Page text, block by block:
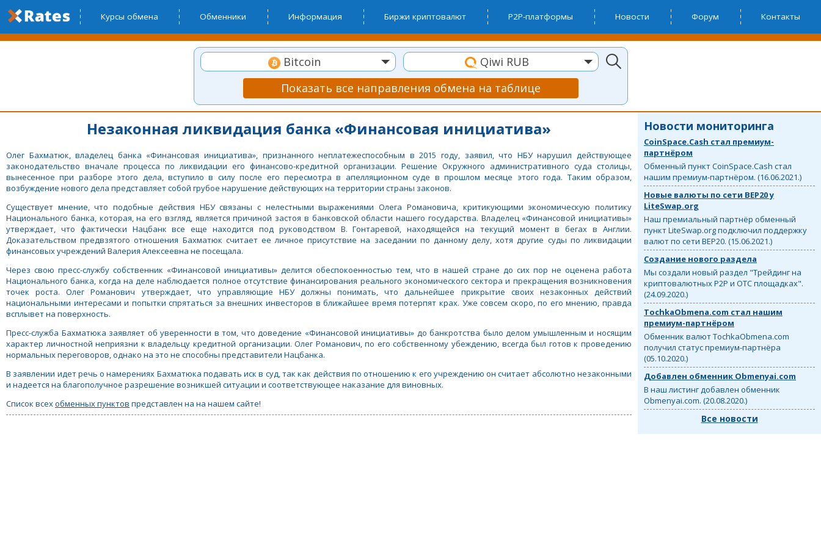
Курсы обмена Обменники Информация Биржи криптовалют P2P-платформы Новости Форум Контакты
Bitcoin
Qiwi RUB
Показать все направления обмена на таблице
Новости мониторинга
CoinSpace.Cash стал премиум-
партнёром
Обменный пункт CoinSpace.Cash стал
нашим премиум-партнёром. (16.06.2021.)
Новые валюты по сети BEP20 у
LiteSwap.org
Наш премиальный партнёр обменный
пункт LiteSwap.org подключил поддержку
валют по сети BEP20. (15.06.2021.)
Создание нового раздела
Мы создали новый раздел "Трейдинг на
криптовалютных P2P и OTC площадках".
(24.09.2020.)
TochkaObmena.com стал нашим
премиум-партнёром
Обменник валют TochkaObmena.com
получил статус премиум-партнёра
(05.10.2020.)
Добавлен обменник Obmenyai.com
В наш листинг добавлен обменник
Obmenyai.com. (20.08.2020.)
Все новости
Незаконная ликвидация банка «Финансовая инициатива»
Олег Бахматюк, владелец банка «Финансовая инициатива», признанного неплатежеспособным в 2015 году, заявил, что НБУ нарушил действующее
законодательство вначале процесса по ликвидации его финансово-кредитной организации. Решение Окружного административного суда столицы,
вынесенное при разборе этого дела, вступило в силу после его пересмотра в апелляционном суде в прошлом месяце этого года. Таким образом,
возбуждение нового дела представляет собой грубое нарушение действующих на территории страны законов.
Существует мнение, что подобные действия НБУ связаны с нелестными выражениями Олега Романовича, критикующими экономическую политику
Национального банка, которая, на его взгляд, является причиной застоя в банковской области нашего государства. Владелец «Финансовой инициативы»
утверждает, что фактически Нацбанк все еще находится под руководством В. Гонтаревой, находящейся на текущий момент в бегах в Англии.
Доказательством предвзятого отношения Бахматюк считает ее личное присутствие на заседании по данному делу, хотя другие суды по ликвидации
финансовых учреждений Валерия Алексеевна не посещала.
Через свою пресс-службу собственник «Финансовой инициативы» делится обеспокоенностью тем, что в нашей стране до сих пор не оценена работа
Национального банка, когда на деле наблюдается полное отсутствие финансирования реального экономического сектора и прекращения возникновения
точек роста. Олег Романович утверждает, что управляющие НБУ должны понимать, что дальнейшее прикрытие своих незаконных действий
национальными интересами и попытки спрятаться за внешних инвесторов в ближайшее время потерпят крах. Уже совсем скоро, по его мнению, правда
всплывет на поверхность.
Пресс-служба Бахматюка заявляет об уверенности в том, что доведение «Финансовой инициативы» до банкротства было делом умышленным и носящим
характер личностной неприязни к владельцу кредитной организации. Олег Романович, по его собственному убеждению, всегда был готов к проведению
нормальных переговоров, однако на это не способны представители Нацбанка.
В заявлении идет речь о намерениях Бахматюка подавать иск в суд, так как действия по отношению к его учреждению он считает абсолютно незаконными
и надеется на благополучное разрешение возникшей ситуации и соответствующее наказание для виновных.
Список всехобменных пунктов представлен на на нашем сайте!